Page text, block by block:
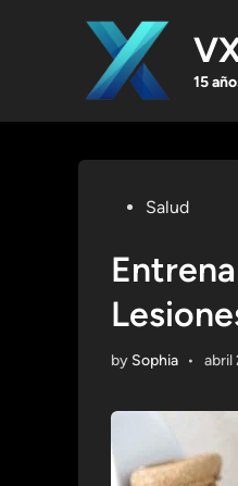
15
PostedSalud
by Sophia • abril